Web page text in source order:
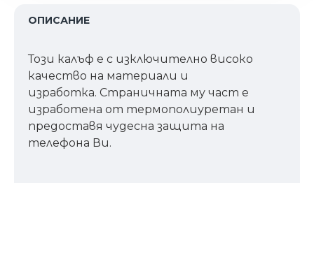
ОПИСАНИЕ
Този калъф е с изключително високо
качество на материали и
изработка. Страничната му част е
изработена от термополиуретан и
предоставя чудесна защита на
телефона Ви.